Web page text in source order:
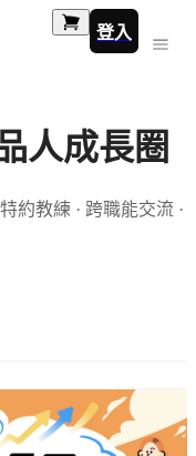
登入
人成長圈
約教練 · 跨職能交流 ·